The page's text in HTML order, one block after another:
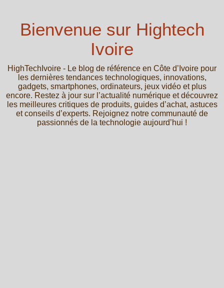
Bienvenue sur Hightech
Ivoire
HighTechIvoire - Le blog de référence en Côte d’Ivoire pour
les dernières tendances technologiques, innovations,
gadgets, smartphones, ordinateurs, jeux vidéo et plus
encore. Restez à jour sur l’actualité numérique et découvrez
les meilleures critiques de produits, guides d’achat, astuces
et conseils d’experts. Rejoignez notre communauté de
passionnés de la technologie aujourd’hui !